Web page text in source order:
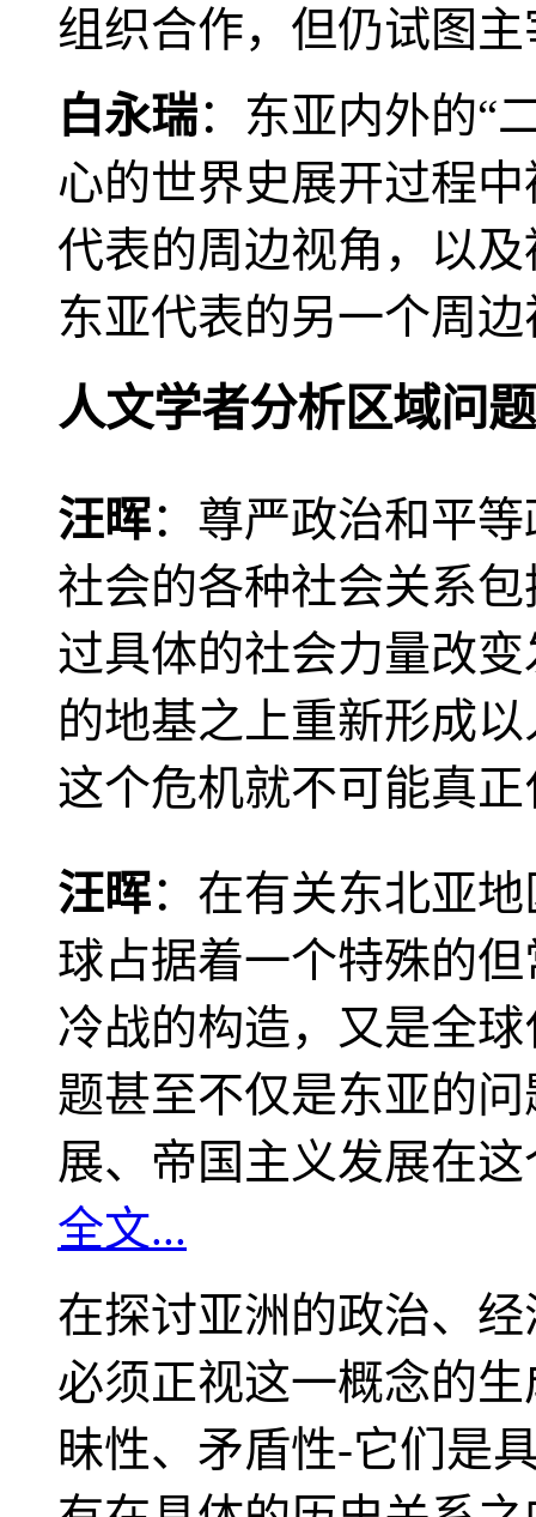
组织合作，但仍试图
白永瑞：东亚内外的“
心的世界史展开过程
代表的周边视角，以
东亚代表的另一个周
人文学者分析区域问题
汪晖：尊严政治和平
社会的各种社会关系
过具体的社会力量改
的地基之上重新形成
这个危机就不可能真
汪晖：在有关东北亚
球占据着一个特殊的
冷战的构造，又是全
题甚至不仅是东亚的
展、帝国主义发展在
全文...
在探讨亚洲的政治、
必须正视这一概念的
昧性、矛盾性-它们是